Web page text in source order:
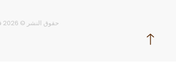
حقوق النشر © 2026 فراسان سنترال مول. جميع الحقوق محفوظة